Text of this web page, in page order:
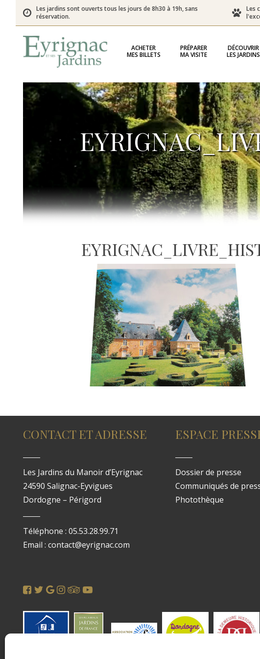
Les jardins sont ouverts tous les jours de 8h30 à 19h, sans
réservation.
Les
ACHETER
MES BILLETS
PRÉPARER
MA VISITE
DÉCOUVRIR
LES JARDINS
CONTACT ET ADRESSE
Les Jardins du Manoir d’Eyrignac
24590 Salignac-Eyvigues
Dordogne – Périgord
Téléphone : 05.53.28.99.71
Email : contact@eyrignac.com
ESPACE
Dossier de presse
Communiqués de
Photothèque